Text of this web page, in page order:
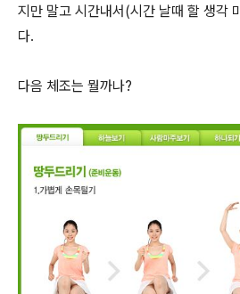
지만 말고 시간내서(시간 날때 할 생각
다.
다음 체조는 뭘까나?